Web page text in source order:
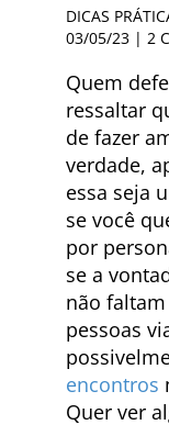
DICAS
03/05/23 | 2
Quem
ressaltar
de fazer
verdade,
essa seja
se você
por
se a
não
pessoas
encontros
Quer ver